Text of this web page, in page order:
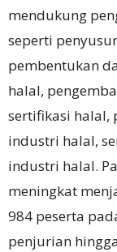
mendukung
seperti
pembentukan
halal,
sertifikasi halal,
industri halal,
industri halal.
meningkat
984 peserta
penjurian